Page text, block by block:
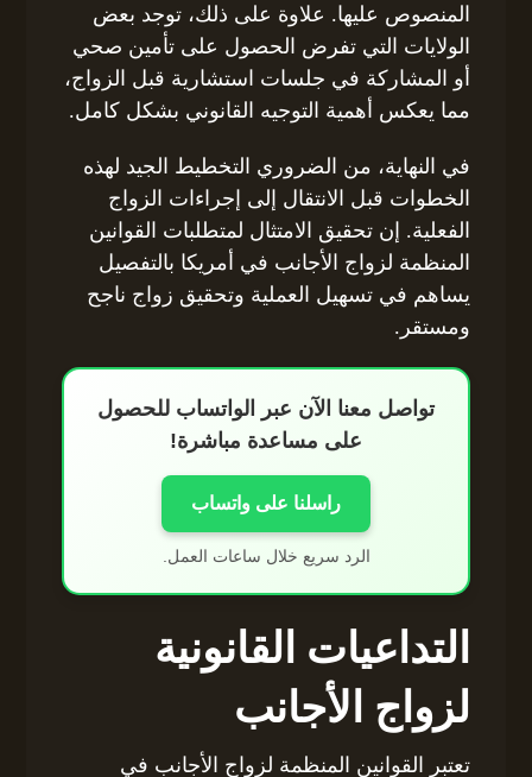
المنصوص عليها. علاوة على ذلك، توجد بعض
الولايات التي تفرض الحصول على تأمين صحي
أو المشاركة في جلسات استشارية قبل الزواج،
مما يعكس أهمية التوجيه القانوني بشكل كامل.
في النهاية، من الضروري التخطيط الجيد لهذه
الخطوات قبل الانتقال إلى إجراءات الزواج
الفعلية. إن تحقيق الامتثال لمتطلبات القوانين
المنظمة لزواج الأجانب في أمريكا بالتفصيل
يساهم في تسهيل العملية وتحقيق زواج ناجح
ومستقر.
تواصل معنا الآن عبر الواتساب للحصول
على مساعدة مباشرة!
راسلنا على واتساب
الرد سريع خلال ساعات العمل.
التداعيات القانونية
لزواج الأجانب
تعتبر القوانين المنظمة لزواج الأجانب في